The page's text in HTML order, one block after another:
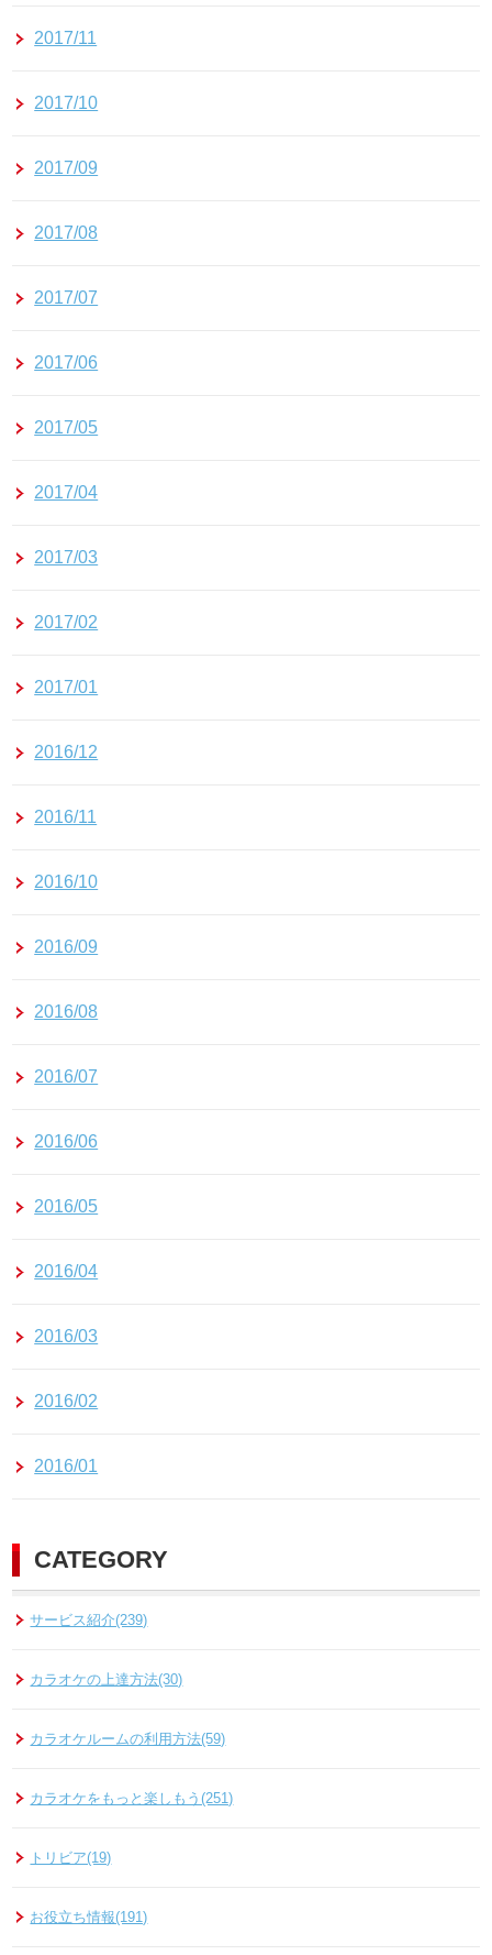
2017/11
2017/10
2017/09
2017/08
2017/07
2017/06
2017/05
2017/04
2017/03
2017/02
2017/01
2016/12
2016/11
2016/10
2016/09
2016/08
2016/07
2016/06
2016/05
2016/04
2016/03
2016/02
2016/01
CATEGORY
サービス紹介(239)
カラオケの上達方法(30)
カラオケルームの利用方法(59)
カラオケをもっと楽しもう(251)
トリビア(19)
お役立ち情報(191)